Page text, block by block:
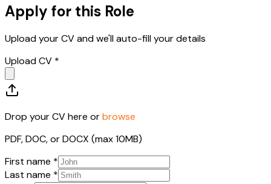
Apply for this Role
Upload your CV and we'll auto-fill your details
Upload CV *
Drop your CV here orbrowse
PDF, DOC, or DOCX (max 10MB)
First name *
Last name *